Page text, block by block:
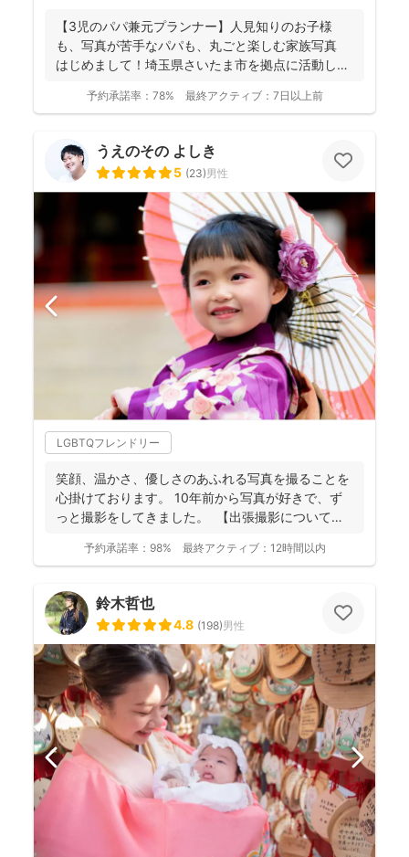
【3児のパパ兼元プランナー】人見知りのお子様
も、写真が苦手なパパも、丸ごと楽しむ家族写真
はじめまして！埼玉県さいたま市を拠点に活動して
予約承諾率： 78% 最終アクティブ： 7日以上前
うえのその よしき
5 (23)男性
LGBTQフレンドリー
笑顔、温かさ、優しさのあふれる写真を撮ることを
心掛けております。 10年前から写真が好きで、ず
っと撮影をしてきました。 【出張撮影について】
予約承諾率： 98% 最終アクティブ： 12時間以内
鈴木哲也
4.8 (198)男性